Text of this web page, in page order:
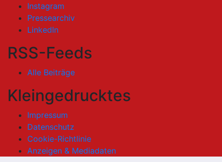
Instagram
Pressearchiv
LinkedIn
RSS-Feeds
Alle Beiträge
Kleingedrucktes
Impressum
Datenschutz
Cookie-Richtlinie
Anzeigen & Mediadaten